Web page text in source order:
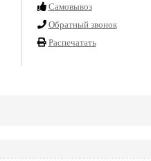
Cамовывоз
Обратный звонок
Распечатать